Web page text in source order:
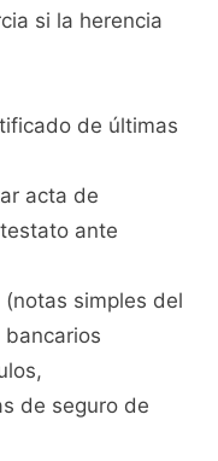
si la herencia
de últimas
acta de
ante
simples del
de seguro de